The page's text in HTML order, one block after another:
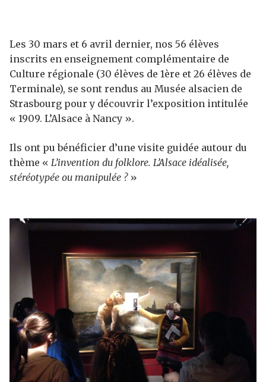
Les 30 mars et 6 avril dernier, nos 56 élèves
inscrits en enseignement complémentaire de
Culture régionale (30 élèves de 1ère et 26 élèves de
Terminale), se sont rendus au Musée alsacien de
Strasbourg pour y découvrir l’exposition intitulée
« 1909. L’Alsace à Nancy ».
Ils ont pu bénéficier d’une visite guidée autour du
thème « L’invention du folklore. L’Alsace idéalisée,
stéréotypée ou manipulée ?»